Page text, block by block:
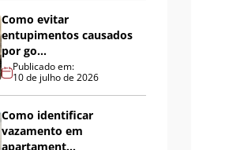
Como evitar
entupimentos causados
por go...
Publicado em:
10 de julho de 2026
Como identificar
vazamento em
apartament...